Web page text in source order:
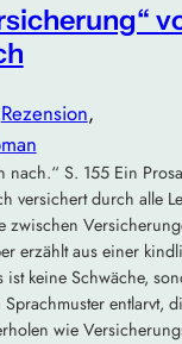
Rezension
nach.“ S. 155 Ein
versichert durch alle
zwischen
erzählt aus einer
ist keine Schwäche,
entlarvt,
wie